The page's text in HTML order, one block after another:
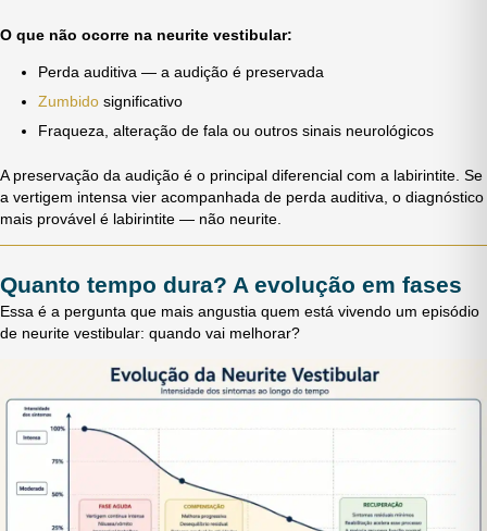
O que não ocorre na neurite vestibular:
Perda auditiva — a audição é preservada
Zumbido significativo
Fraqueza, alteração de fala ou outros sinais neurológicos
A preservação da audição é o principal diferencial com a labirintite. Se
a vertigem intensa vier acompanhada de perda auditiva, o diagnóstico
mais provável é labirintite — não neurite.
Quanto tempo dura? A evolução em fases
Essa é a pergunta que mais angustia quem está vivendo um episódio
de neurite vestibular: quando vai melhorar?